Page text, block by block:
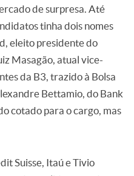
de surpresa. Até
tinha dois nomes
eleito presidente do
Masagão, atual vice-
da B3, trazido à Bolsa
Bettamio, do Bank
cotado para o cargo, mas
Suisse, Itaú e Tivio